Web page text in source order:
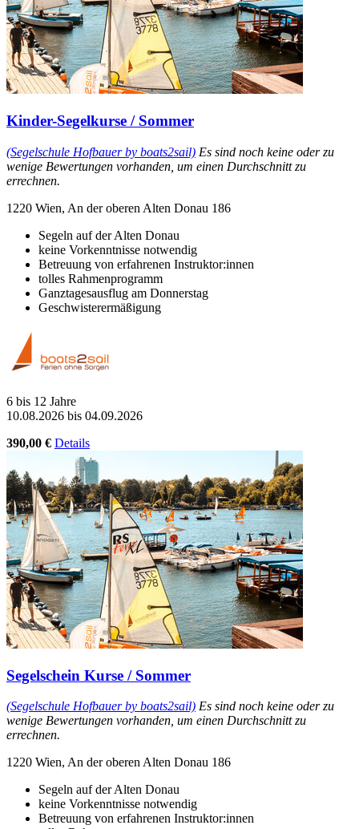
Kinder-Segelkurse / Sommer
(Segelschule Hofbauer by boats2sail) Es sind noch keine oder zu
wenige Bewertungen vorhanden, um einen Durchschnitt zu
errechnen.
1220 Wien, An der oberen Alten Donau 186
Segeln auf der Alten Donau
keine Vorkenntnisse notwendig
Betreuung von erfahrenen Instruktor:innen
tolles Rahmenprogramm
Ganztagesausflug am Donnerstag
Geschwisterermäßigung
6 bis 12 Jahre
10.08.2026 bis 04.09.2026
390,00 € Details
Segelschein Kurse / Sommer
(Segelschule Hofbauer by boats2sail) Es sind noch keine oder zu
wenige Bewertungen vorhanden, um einen Durchschnitt zu
errechnen.
1220 Wien, An der oberen Alten Donau 186
Segeln auf der Alten Donau
keine Vorkenntnisse notwendig
Betreuung von erfahrenen Instruktor:innen